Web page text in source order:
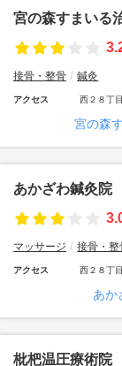
宮の森すまいる
接骨・整骨 鍼灸
アクセス 西２８丁
宮の森
あかざわ鍼灸院
マッサージ 接骨・整
アクセス 西２８丁
あか
枇杷温圧療術院